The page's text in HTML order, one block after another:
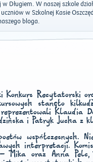
Długiem. W naszej szkole
w Szkolnej Kasie
bloga.
Recytatorski
stanęło
Klaudia
i Patryk Jucha z
współczesnych.
interpretacji.
Mika oraz Anna Pelc,